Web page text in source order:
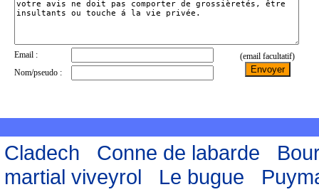
Cladech Conne de labarde
martial viveyrol
Le bugue